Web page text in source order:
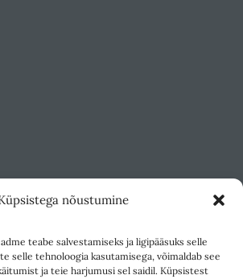
nõustumine
teabe salvestamiseks ja ligipääsuks selle
selle tehnoloogia kasutamisega, võimaldab see
ja teie harjumusi sel saidil. Küpsistest